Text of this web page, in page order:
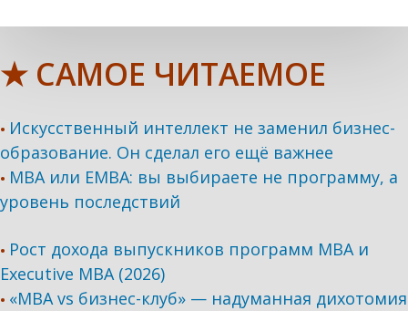
★ САМОЕ ЧИТАЕМОЕ
• Искусственный интеллект не заменил бизнес-
образование. Он сделал его ещё важнее
• MBA или EMBA: вы выбираете не программу, а
уровень последствий
• Рост дохода выпускников программ МВА и
Executive MBA (2026)
• «MBA vs бизнес-клуб» — надуманная дихотомия